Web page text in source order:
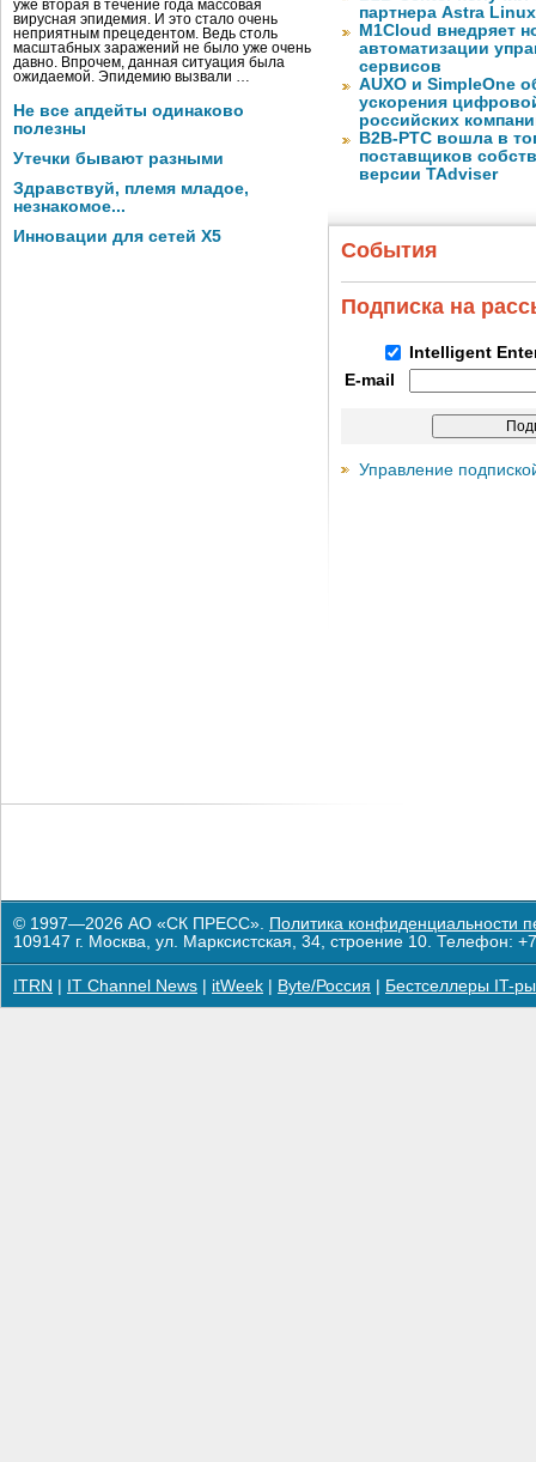
уже вторая в течение года массовая
вирусная эпидемия. И это стало очень
неприятным прецедентом. Ведь столь
масштабных заражений не было уже очень
давно. Впрочем, данная ситуация была
ожидаемой. Эпидемию вызвали …
Не все апдейты одинаково
полезны
Утечки бывают разными
Здравствуй, племя младое,
незнакомое...
Инновации для сетей X5
партнера Astra Linux
M1Cloud внедряет
автоматизации
сервисов
AUXO и SimpleOne
ускорения
российских
B2B-РТС вошла в
поставщиков
версии TAdviser
События
Подписка на
Intelligent
E-mail
Управление
© 1997—2026 АО «СК ПРЕСС». Политика конфиденциальности
109147 г. Москва, ул. Марксистская, 34, строение 10. Телефон:
ITRN IT Channel News itWeek Byte/Россия Бестселлеры IT-